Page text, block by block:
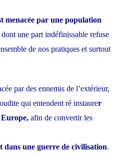
menacée par une population
dont une part indéfinissable refuse
de nos pratiques et surtout
par des ennemis de l’extérieur,
qui entendent ré instaurer
Europe, afin de convertir les
dans une guerre de civilisation.